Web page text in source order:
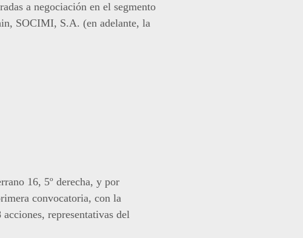
a negociación en el segmento
SOCIMI, S.A. (en adelante, la
16, 5º derecha, y por
convocatoria, con la
representativas del